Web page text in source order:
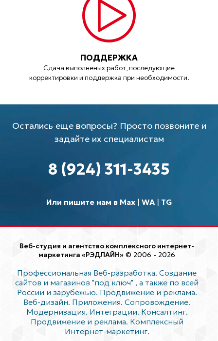
ПОДДЕРЖКА
Сдача выполненых работ, последующие
корректировки и поддержка при необходимости.
Остались еще вопросы? Просто позвоните и
задайте их специалистам
8 (924) 311-3435
Или пишите нам в Max| WA| TG
Веб-студия и агентство комплексного интернет-
маркетинга «РЭДЛАЙН» © 2006 - 2026
Профессиональная Веб-разработка. Создание
сайтов и магазинов "под ключ" , а также по всей
России и зарубежью. Продвижение и реклама.
Веб-дизайн. Приложения. Сопровождение.
Модернизация. Интеграции. Консалтинг.
Продвижение и реклама. Комплексный
Интернет-маркетинг.